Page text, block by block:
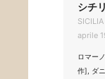
シチ
aprile
ロマー
作], ダ